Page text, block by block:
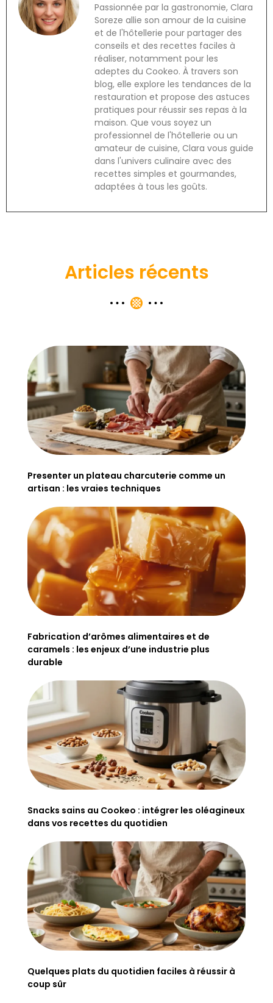
Passionnée par la gastronomie, Clara
Soreze allie son amour de la cuisine
et de l'hôtellerie pour partager des
conseils et des recettes faciles à
réaliser, notamment pour les
adeptes du Cookeo. À travers son
blog, elle explore les tendances de la
restauration et propose des astuces
pratiques pour réussir ses repas à la
maison. Que vous soyez un
professionnel de l'hôtellerie ou un
amateur de cuisine, Clara vous guide
dans l'univers culinaire avec des
recettes simples et gourmandes,
adaptées à tous les goûts.
Articles récents
Presenter un plateau charcuterie comme un
artisan : les vraies techniques
Fabrication d’arômes alimentaires et de
caramels : les enjeux d’une industrie plus
durable
Snacks sains au Cookeo : intégrer les oléagineux
dans vos recettes du quotidien
Quelques plats du quotidien faciles à réussir à
coup sûr